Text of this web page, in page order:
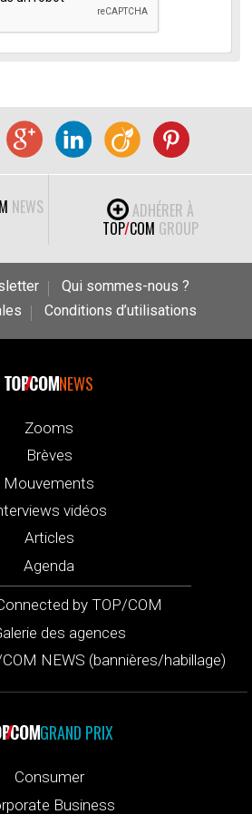
NEWS
ADHÉRER À
TOP/COM GROUP
Qui sommes-nous ?
Conditions d’utilisations
NEWS
Zooms
Brèves
Mouvements
vidéos
Articles
Agenda
by TOP/COM
des agences
NEWS (bannières/habillage)
GRAND PRIX
Consumer
Business